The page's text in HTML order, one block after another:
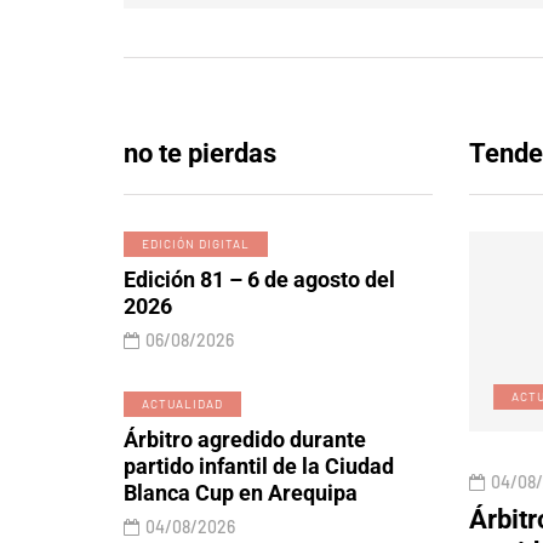
no te pierdas
EDICIÓN DIGITAL
Edición 81 – 6 de agosto del
2026
06/08/2026
ACTUALIDAD
Árbitro agredido durante
partido infantil de la Ciudad
Blanca Cup en Arequipa
04/08/2026
EDICIÓN DIGITAL
06/08/2026
Edición 81 – 6 de agosto
04/